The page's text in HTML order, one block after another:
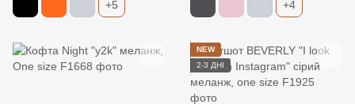
+5 +4
NEW
2-3 ДНІ